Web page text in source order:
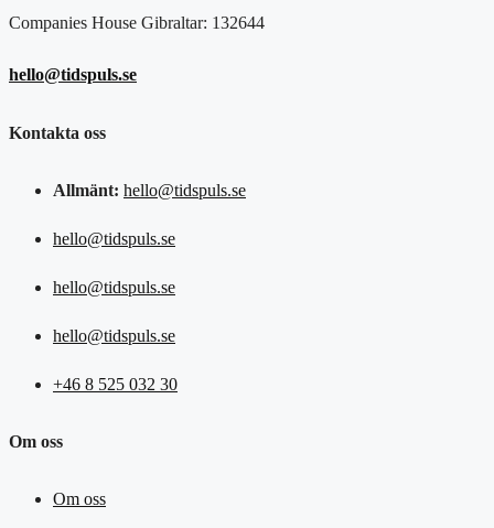
Companies House Gibraltar: 132644
hello@tidspuls.se
Kontakta oss
Allmänt: hello@tidspuls.se
hello@tidspuls.se
hello@tidspuls.se
hello@tidspuls.se
+46 8 525 032 30
Om oss
Om oss